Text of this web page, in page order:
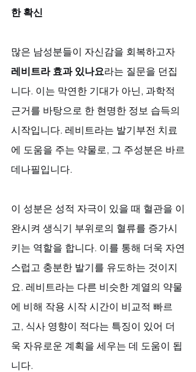
한 확신
많은 남성분들이 자신감을 회복하고자
레비트라 효과 있나요라는 질문을 던집
니다. 이는 막연한 기대가 아닌, 과학적
근거를 바탕으로 한 현명한 정보 습득의
시작입니다. 레비트라는 발기부전 치료
에 도움을 주는 약물로, 그 주성분은 바르
데나필입니다.
이 성분은 성적 자극이 있을 때 혈관을 이
완시켜 생식기 부위로의 혈류를 증가시
키는 역할을 합니다. 이를 통해 더욱 자연
스럽고 충분한 발기를 유도하는 것이지
요. 레비트라는 다른 비슷한 계열의 약물
에 비해 작용 시작 시간이 비교적 빠르
고, 식사 영향이 적다는 특징이 있어 더
욱 자유로운 계획을 세우는 데 도움이 됩
니다.